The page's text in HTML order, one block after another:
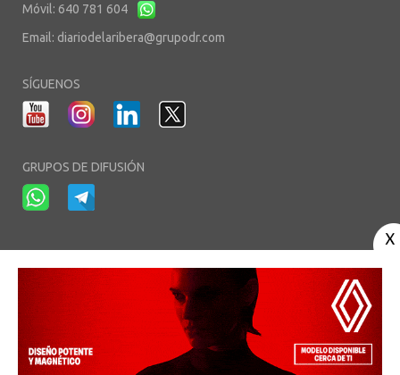
Móvil: 640 781 604
Email: diariodelaribera@grupodr.com
SÍGUENOS
GRUPOS DE DIFUSIÓN
Aviso Legal - Política de Privacidad -Política de Cookies Área privada